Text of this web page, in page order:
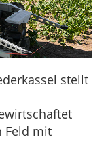
stellt
Feld mit